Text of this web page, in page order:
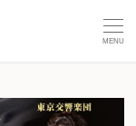
MENU